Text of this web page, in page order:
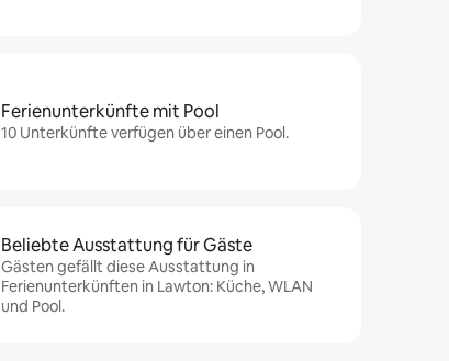
Ferienunterkünfte mit Pool
10 Unterkünfte verfügen über einen Pool.
Beliebte Ausstattung für Gäste
Gästen gefällt diese Ausstattung in
Ferienunterkünften in Lawton: Küche, WLAN
und Pool.